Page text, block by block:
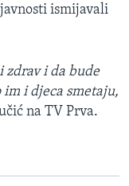
ismijavali
zdrav i da bude
im i djeca smetaju,
na TV Prva.